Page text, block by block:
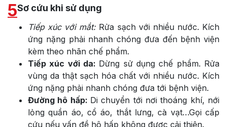
5Sơ cứu khi sử dụng
Tiếp xúc với mắt:Rửa sạch với nhiều nước. Kích
ứng nặng phải nhanh chóng đưa đến bệnh viện
kèm theo nhãn chế phẩm.
Tiếp xúc với da: Dừng sử dụng chế phẩm. Rửa
vùng da thật sạch hóa chất với nhiều nước. Kích
ứng nặng phải nhanh chóng đưa tới bệnh viện.
Đường hô hấp: Di chuyển tới nơi thoáng khí, nới
lỏng quần áo, cổ áo, thắt lưng, cà vạt…Gọi cấp
cứu nếu vấn đề hô hấp không được cải thiện.